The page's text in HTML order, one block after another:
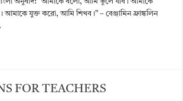
যুক্ত করো, আমি শিখব।” – বেঞ্জামিন ফ্রাঙ্কলিন
FOR TEACHERS